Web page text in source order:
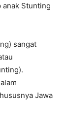
anak Stunting
sangat
Jawa